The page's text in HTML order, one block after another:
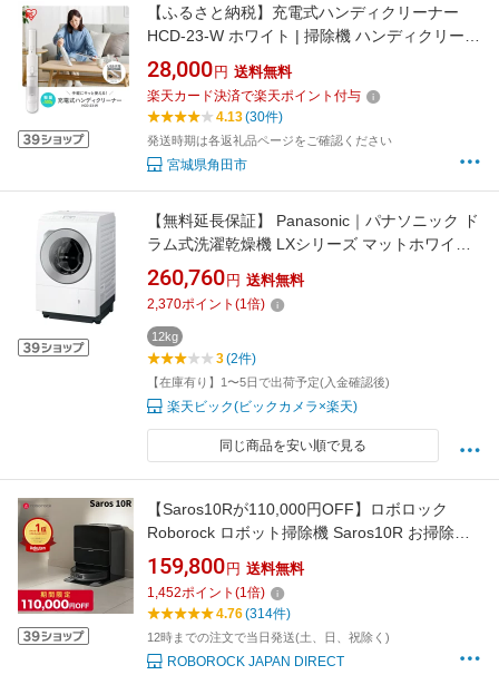
【ふるさと納税】充電式ハンディクリーナー
HCD-23-W ホワイト | 掃除機 ハンディクリーナ
ー 小型 コードレス 車 強力 パワフル吸引 軽量
スリム コンパクト 充電式 スタンド ハンディ ク
リーナー 車用掃除機 カークリーナー サイクロ
ン式 アイリスオーヤマ
28,000 円 送料無料
楽天カード決済で楽天ポイント付与
4.13(30件)
発送時期は各返礼品ページをご確認ください
宮城県角田市
【無料延長保証】 Panasonic｜パナソニック ド
ラム式洗濯乾燥機 LXシリーズ マットホワイト
NA-LX127ER-W [洗濯12.0kg /乾燥6.0kg /右開
き /ヒートポンプ乾燥]
260,760 円 送料無料
2,370ポイント (1倍)
12kg
3(2件)
【在庫有り】1〜5日で出荷予定(入金確認後)
楽天ビック(ビックカメラ×楽天)
同じ商品を安い順で見る
【Saros10Rが110,000円OFF】ロボロック
Roborock ロボット掃除機 Saros10R お掃除ロ
ボット 水拭き対応 強力吸引 ゴミ収集 静音設計
時短掃除 ペット対応 自動充電 高性能 おすすめ
モデル ロボットクリーナー
159,800 円 送料無料
1,452ポイント (1倍)
4.76(314件)
12時までの注文で当日発送(土、日、祝除く)
ROBOROCK JAPAN DIRECT